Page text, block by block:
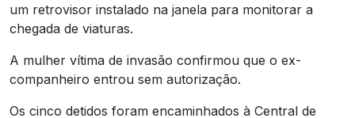
um retrovisor instalado na janela para monitorar a
chegada de viaturas.
A mulher vítima de invasão confirmou que o ex-
companheiro entrou sem autorização.
Os cinco detidos foram encaminhados à Central de